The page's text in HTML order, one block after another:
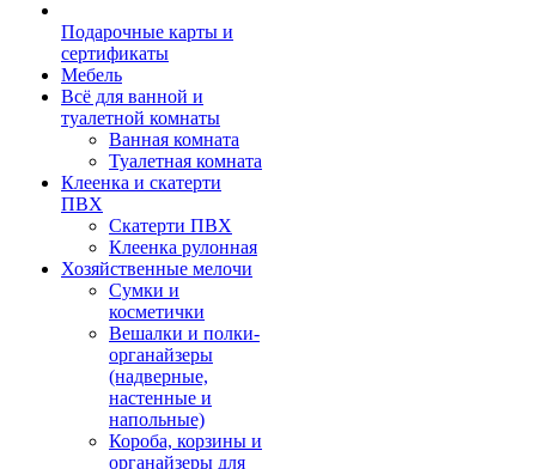
Подарочные карты и
сертификаты
Мебель
Всё для ванной и
туалетной комнаты
Ванная комната
Туалетная комната
Клеенка и скатерти
ПВХ
Скатерти ПВХ
Клеенка рулонная
Хозяйственные мелочи
Сумки и
косметички
Вешалки и полки-
органайзеры
(надверные,
настенные и
напольные)
Короба, корзины и
органайзеры для